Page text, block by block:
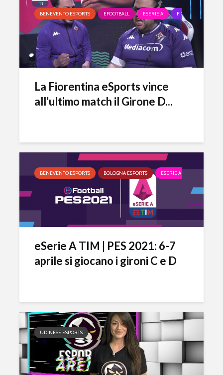
BENEVENTO ESPORTS EFOOTBALL ESERIE A FIORENTINA
La Fiorentina eSports vince
all’ultimo match il Girone D...
BENEVENTO ESPORTS BOLOGNA ESPORTS ESERIE A
eSerie A TIM | PES 2021: 6-7
aprile si giocano i gironi C e D
UDINESE ESPORTS